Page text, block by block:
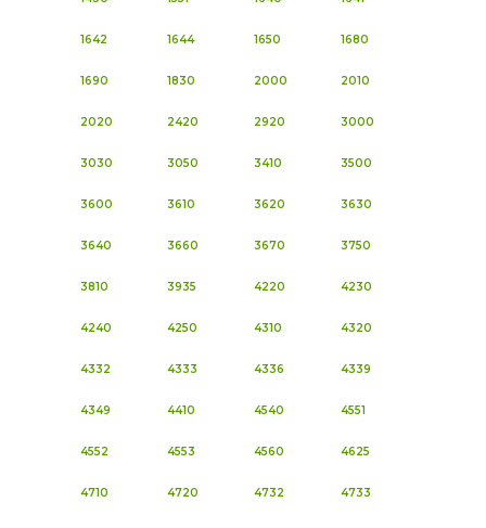
1642 1644 1650 1680
1690 1830 2000 2010
2020 2420 2920 3000
3030 3050 3410 3500
3600 3610 3620 3630
3640 3660 3670 3750
3810 3935 4220 4230
4240 4250 4310 4320
4332 4333 4336 4339
4349 4410 4540 4551
4552 4553 4560 4625
4710 4720 4732 4733